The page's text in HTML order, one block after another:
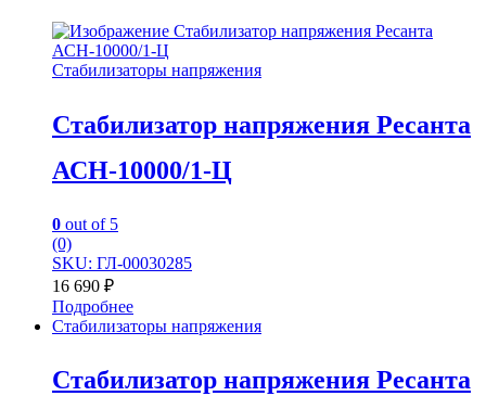
Стабилизаторы напряжения
Стабилизатор напряжения Ресанта
АСН-10000/1-Ц
0 out of 5
(0)
SKU: ГЛ-00030285
16 690 ₽
Подробнее
Стабилизаторы напряжения
Стабилизатор напряжения Ресанта